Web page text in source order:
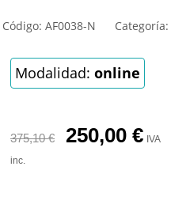
Código: AF0038-N Categoría:
Modalidad: online
375,10€ 250,00 € IVA
inc.